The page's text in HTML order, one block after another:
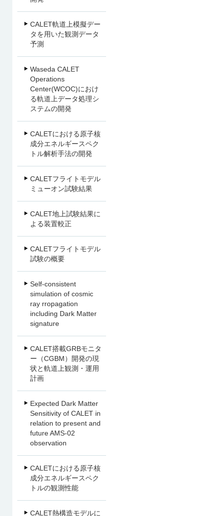
CALET軌道上模擬デー
タを用いた観測データ
予測
Waseda CALET
Operations
Center(WCOC)におけ
る軌道上データ処理シ
ステムの開発
CALETにおける原子核
成分エネルギースペク
トル解析手法の開発
CALETフライトモデル
ミューオン試験結果
CALET地上試験結果に
よる装置較正
CALETフライトモデル
試験の概要
Self-consistent
simulation of cosmic
ray rropagation
including Dark Matter
signature
CALET搭載GRBモニタ
ー（CGBM）開発の現
状と軌道上観測・運用
計画
Expected Dark Matter
Sensitivity of CALET in
relation to present and
future AMS-02
observation
CALETにおける原子核
成分エネルギースペク
トルの観測性能
CALET熱構造モデルに